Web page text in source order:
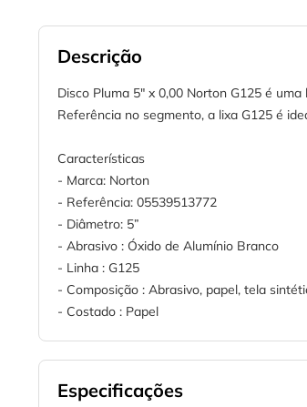
Descrição
Disco Pluma 5" x 0,00 Norton G125 é
Referência no segmento, a lixa G125 é
Características
- Marca: Norton
- Referência: 05539513772
- Diâmetro: 5”
- Abrasivo : Óxido de Alumínio Branco
- Linha : G125
- Composição : Abrasivo, papel, tela
- Costado : Papel
Especificações